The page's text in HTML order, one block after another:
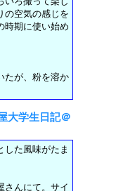
の空気の感じを
時期に使い始め
たが、粉を溶か
大学生日記＠
した風味がたま
さんにて。サイ